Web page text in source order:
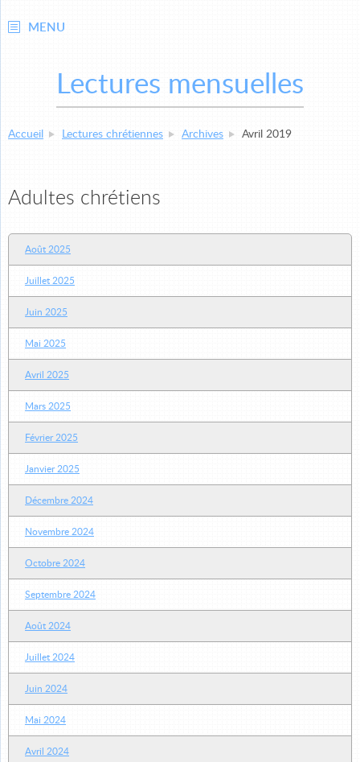
MENU
Lectures mensuelles
Accueil Lectures chrétiennes Archives Avril 2019
Adultes chrétiens
Août 2025
Juillet 2025
Juin 2025
Mai 2025
Avril 2025
Mars 2025
Février 2025
Janvier 2025
Décembre 2024
Novembre 2024
Octobre 2024
Septembre 2024
Août 2024
Juillet 2024
Juin 2024
Mai 2024
Avril 2024